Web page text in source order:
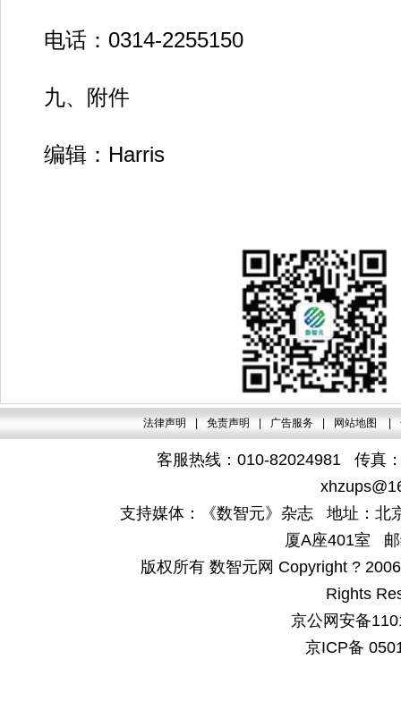
电话：0314-2255150
九、附件
编辑：Harris
法律声明 免责声明 广告服务 网站地图
客服热线：010-82024981 传真
支持媒体：《数智元》杂志 地址：北
厦A座401室
版权所有 数智元网 Copyright ?
Rights
京公网安备
京ICP备